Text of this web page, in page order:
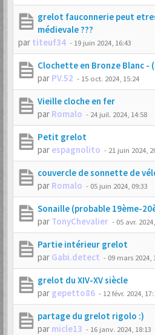
grelot fauconnerie peut
médievale ???
par titeuf34 - 19 juin 2024, 16:43
Clochette en Bronze Blanc -
par PV.52 - 15 oct. 2024, 15:24
Vieille cloche en fer
par Romalo - 24 juil. 2024, 14:58
Petit grelot
par espagnolito - 21 juin 2024,
couvercle de sonnette de
par Romalo - 05 juin 2024, 09:33
Sonaille (probable 19ème-
par TonyChevalier - 05 avr.
Partie intérieur grelot
par Gabi.detect - 09 mars 2024,
grelot du XIV-XV siècle
par gepetto86 - 12 févr. 2024,
partage du grelot rigolo :)
par micle13 - 16 janv. 2024, 18:13